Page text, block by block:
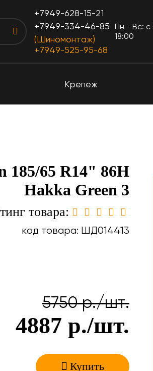
+7949-628-15-21
+7949-334-46-85
(Шиномонтаж)
+7949-525-95-68
Пн - Вс: c
18:00
Крепеж
185/65 R14" 86H
Hakka Green 3
товара:
код товара: ШД014413
5750р./шт.
4887 р./шт.
Купить